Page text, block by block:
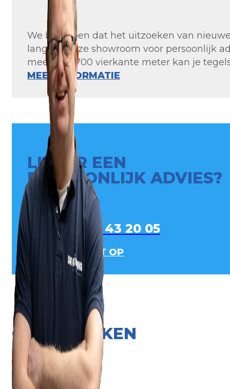
We begrijpen dat het uitzoeken van
langs in onze showroom voor persoonlijk
meer dan 700 vierkante meter kan je
MEER INFORMATIE
LIEVER EEN
PERSOONLIJK ADVIES?
0413 - 43 20 05
NEEM CONTACT OP
ONZE MERKEN